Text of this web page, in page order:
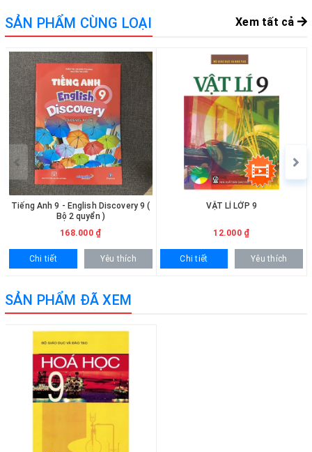
SẢN PHẨM CÙNG LOẠI Xem tất cả
Tiếng Anh 9 - English Discovery 9 (
Bộ 2 quyển )
168.000 ₫
Chi tiết Yêu thích
VẬT LÍ LỚP 9
12.000 ₫
Chi tiết Yêu thích
SẢN PHẨM ĐÃ XEM